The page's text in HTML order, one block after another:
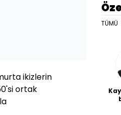
ikizlerin
ortak
TÜMÜ